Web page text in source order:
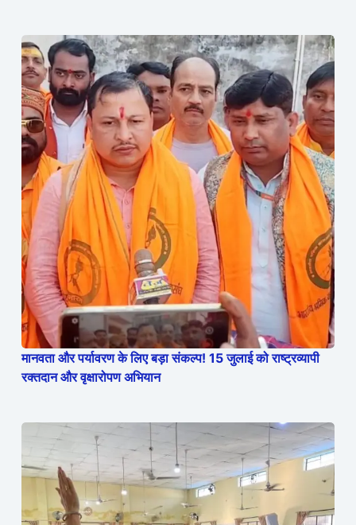
मानवता और पर्यावरण के लिए बड़ा संकल्प! 15 जुलाई को राष्ट्रव्यापी
रक्तदान और वृक्षारोपण अभियान